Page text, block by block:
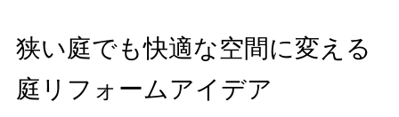
狭い庭でも快適な空間に変える
庭リフォームアイデア